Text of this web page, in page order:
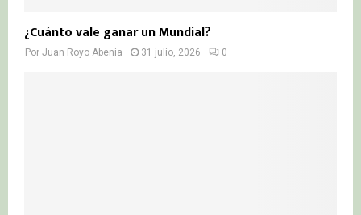
¿Cuánto vale ganar un Mundial?
Por Juan Royo Abenia 31 julio, 2026 0